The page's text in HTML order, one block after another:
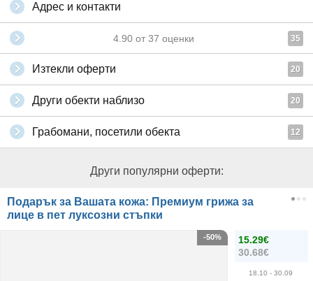
Адрес и контакти
4.90 от 37 оценки 35
Изтекли оферти 20
Други обекти наблизо 20
Грабомани, посетили обекта 12
Други популярни оферти:
Подарък за Вашата кожа: Премиум грижа за
лице в пет луксозни стъпки
15.29€
30.68€
18.10 - 30.09
-50%